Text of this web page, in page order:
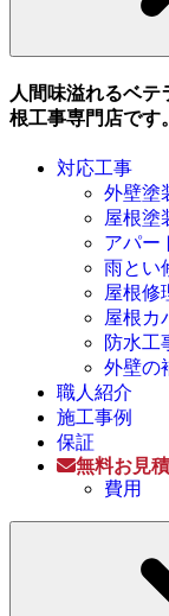
人間味溢れるベ
根工事専門店です。
対応工事
外壁塗
屋根塗
アパー
雨とい
屋根修
屋根カ
防水工
外壁の
職人紹介
施工事例
保証
無料お見積
費用